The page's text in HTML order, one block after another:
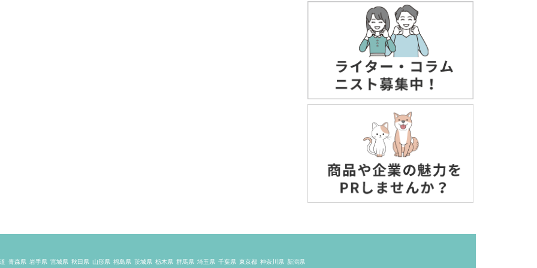
青森県 岩手県 宮城県 秋田県 山形県 福島県 茨城県 栃木県 群馬県 埼玉県 千葉県 東京都 神奈川県 新潟県